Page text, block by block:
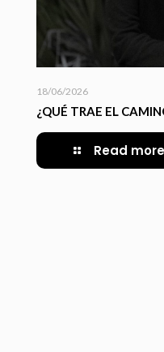
18/06/2026
¿QUÉ TRAE EL
Read more